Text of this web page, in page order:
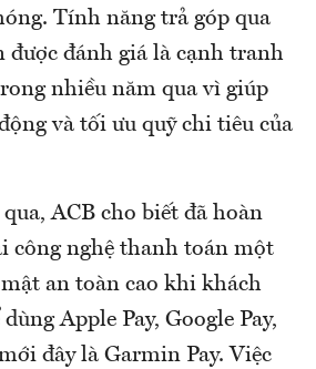
Tính năng trả góp qua
được đánh giá là cạnh tranh
nhiều năm qua vì giúp
và tối ưu quỹ chi tiêu của
ACB cho biết đã hoàn
công nghệ thanh toán một
an toàn cao khi khách
Apple Pay, Google Pay,
đây là Garmin Pay. Việc